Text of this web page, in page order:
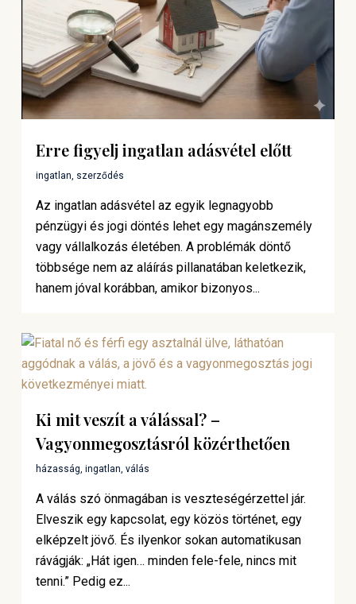
Erre figyelj ingatlan adásvétel előtt
ingatlan, szerződés
Az ingatlan adásvétel az egyik legnagyobb
pénzügyi és jogi döntés lehet egy magánszemély
vagy vállalkozás életében. A problémák döntő
többsége nem az aláírás pillanatában keletkezik,
hanem jóval korábban, amikor bizonyos...
Ki mit veszít a válással? –
Vagyonmegosztásról közérthetően
házasság, ingatlan, válás
A válás szó önmagában is veszteségérzettel jár.
Elveszik egy kapcsolat, egy közös történet, egy
elképzelt jövő. És ilyenkor sokan automatikusan
rávágják: „Hát igen… minden fele-fele, nincs mit
tenni.” Pedig ez...